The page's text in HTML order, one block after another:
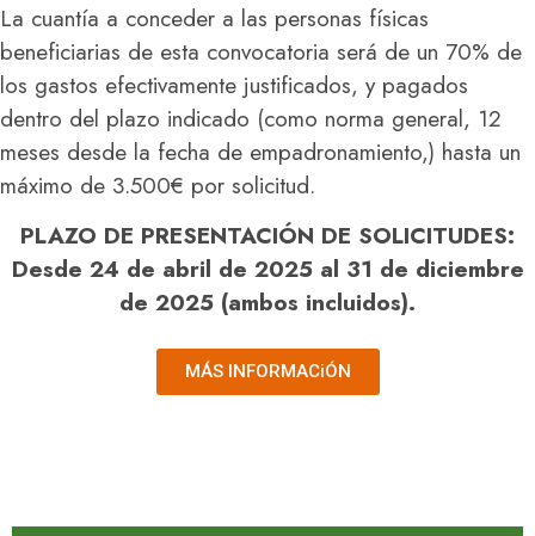
La cuantía a conceder a las personas físicas
beneficiarias de esta convocatoria será de un 70% de
los gastos efectivamente justificados, y pagados
dentro del plazo indicado (como norma general, 12
meses desde la fecha de empadronamiento,) hasta un
máximo de 3.500€ por solicitud.
PLAZO DE PRESENTACIÓN DE SOLICITUDES:
Desde 24 de abril de 2025 al 31 de diciembre
de 2025 (ambos incluidos).
MÁS INFORMACiÓN